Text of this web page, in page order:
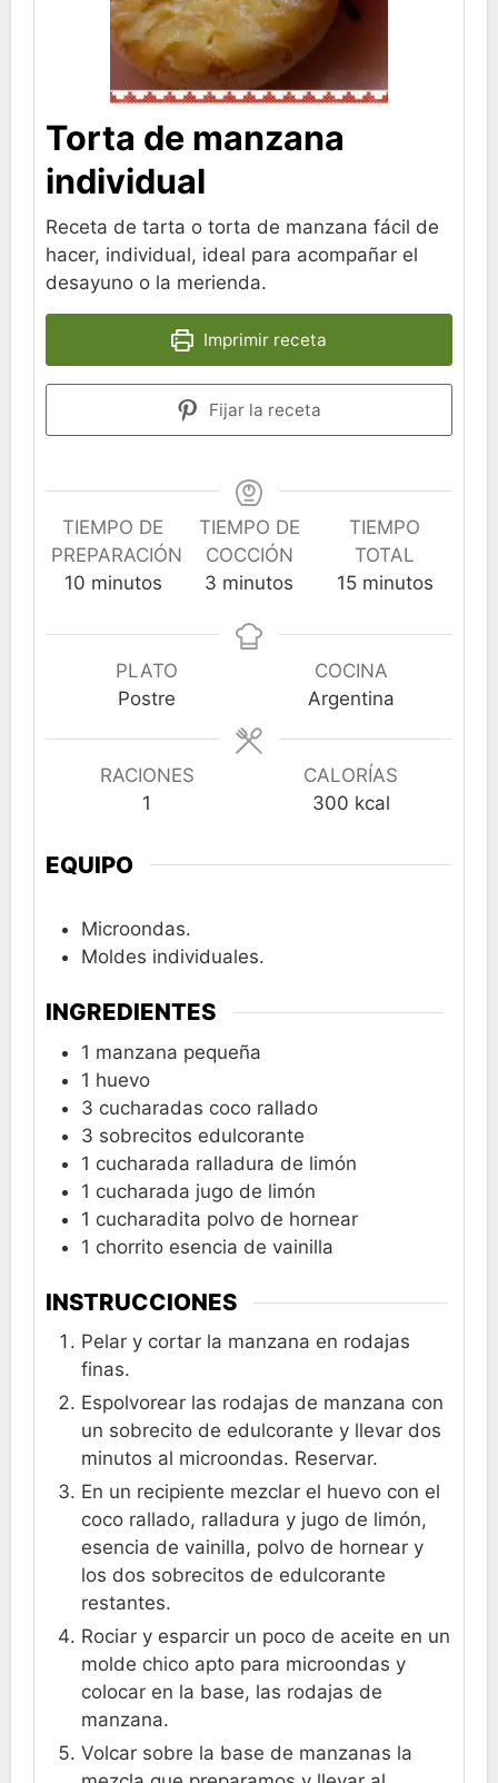
Torta de manzana
individual
Receta de tarta o torta de manzana fácil de
hacer, individual, ideal para acompañar el
desayuno o la merienda.
Imprimir receta
Fijar la receta
TIEMPO DE
PREPARACIÓN
10minutos
minutos
TIEMPO DE
COCCIÓN
3 minutos
minutos
TIEMPO
TOTAL
15minutos
minutos
PLATO
Postre
COCINA
Argentina
RACIONES
1
CALORÍAS
300 kcal
EQUIPO
Microondas.
Moldes individuales.
INGREDIENTES
1 manzana pequeña
1 huevo
3 cucharadas coco rallado
3 sobrecitos edulcorante
1 cucharada ralladura de limón
1 cucharada jugo de limón
1 cucharadita polvo de hornear
1 chorrito esencia de vainilla
INSTRUCCIONES
Pelar y cortar la manzana en rodajas
finas.
Espolvorear las rodajas de manzana con
un sobrecito de edulcorante y llevar dos
minutos al microondas. Reservar.
En un recipiente mezclar el huevo con el
coco rallado, ralladura y jugo de limón,
esencia de vainilla, polvo de hornear y
los dos sobrecitos de edulcorante
restantes.
Rociar y esparcir un poco de aceite en un
molde chico apto para microondas y
colocar en la base, las rodajas de
manzana.
Volcar sobre la base de manzanas la